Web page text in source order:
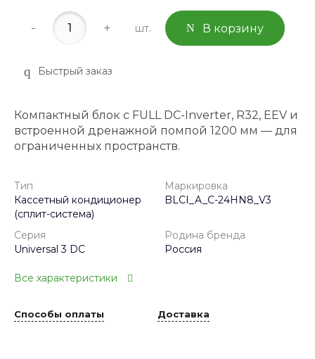
- + шт. В корзину
Быстрый заказ
Компактный блок с FULL DC-Inverter, R32, EEV и
встроенной дренажной помпой 1200 мм — для
ограниченных пространств.
Тип
Кассетный кондиционер
(сплит-система)
Маркировка
BLCI_A_C-24HN8_V3
Серия
Universal 3 DC
Родина бренда
Россия
Все характеристики
Способы оплаты Доставка